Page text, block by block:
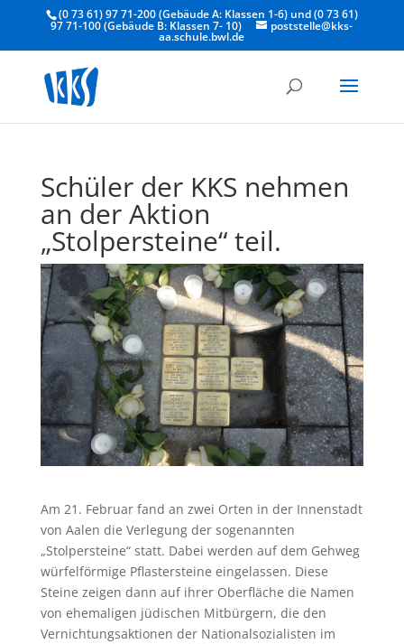
(0 73 61) 97 71-200 (Gebäude A: Klassen 1-6) und (0 73 61)
97 71-100 (Gebäude B: Klassen 7- 10) poststelle@kks-
aa.schule.bwl.de
Schüler der KKS nehmen
an der Aktion
„Stolpersteine“ teil.
Am 21. Februar fand an zwei Orten in der Innenstadt
von Aalen die Verlegung der sogenannten
„Stolpersteine“ statt. Dabei werden auf dem Gehweg
würfelförmige Pflastersteine eingelassen. Diese
Steine zeigen dann auf ihrer Oberfläche die Namen
von ehemaligen jüdischen Mitbürgern, die den
Vernichtungsaktionen der Nationalsozialisten im